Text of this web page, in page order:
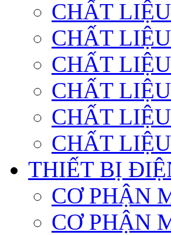
CHẤT
CHẤT
CHẤT
CHẤT
CHẤT
CHẤT
THIẾT BỊ
CƠ PHẬN
CƠ PHẬN